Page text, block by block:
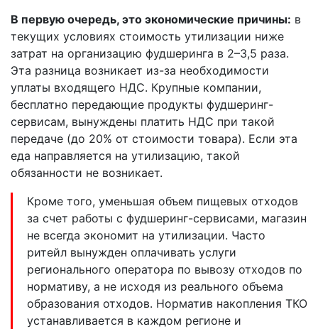
В первую очередь, это экономические причины: в
текущих условиях стоимость утилизации ниже
затрат на организацию фудшеринга в 2–3,5 раза.
Эта разница возникает из-за необходимости
уплаты входящего НДС. Крупные компании,
бесплатно передающие продукты фудшеринг-
сервисам, вынуждены платить НДС при такой
передаче (до 20% от стоимости товара). Если эта
еда направляется на утилизацию, такой
обязанности не возникает.
Кроме того, уменьшая объем пищевых отходов
за счет работы с фудшеринг-сервисами, магазин
не всегда экономит на утилизации. Часто
ритейл вынужден оплачивать услуги
регионального оператора по вывозу отходов по
нормативу, а не исходя из реального объема
образования отходов. Норматив накопления ТКО
устанавливается в каждом регионе и